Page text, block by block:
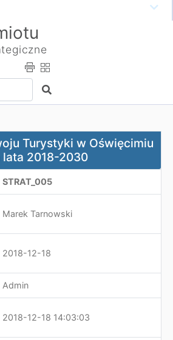
Szukaj
w Oświęcimiu na lata 2018-
Turystyki w Oświęcimiu
lata 2018-2030
STRAT_005
Marek Tarnowski
2018-12-18
Admin
2018-12-18 14:03:03